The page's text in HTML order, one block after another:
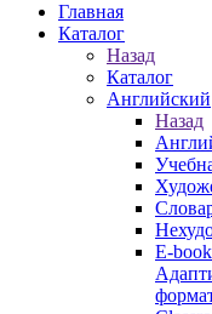
Главная
Каталог
Назад
Каталог
Английский
Назад
E-